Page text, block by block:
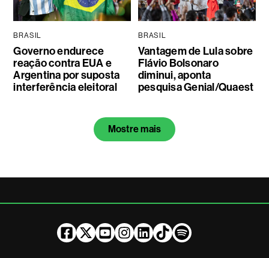
BRASIL
Governo endurece
reação contra EUA e
Argentina por suposta
interferência eleitoral
BRASIL
Vantagem de Lula sobre
Flávio Bolsonaro
diminui, aponta
pesquisa Genial/Quaest
Mostre mais